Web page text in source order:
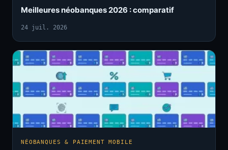
Meilleures néobanques 2026 : comparatif
24 juil. 2026
NÉOBANQUES & PAIEMENT MOBILE